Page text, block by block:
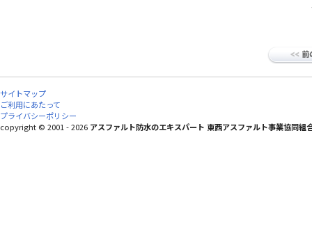
サイトマップ
ご利用にあたって
プライバシーポリシー
copyright © 2001 - 2026 アスファルト防水のエキスパート 東西アスファルト事業協同組